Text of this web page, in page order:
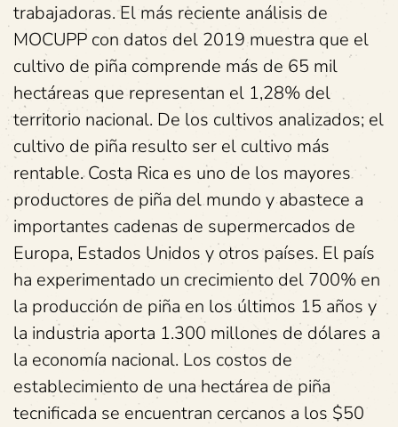
trabajadoras. El más reciente análisis de
MOCUPP con datos del 2019 muestra que el
cultivo de piña comprende más de 65 mil
hectáreas que representan el 1,28% del
territorio nacional. De los cultivos analizados; el
cultivo de piña resulto ser el cultivo más
rentable. Costa Rica es uno de los mayores
productores de piña del mundo y abastece a
importantes cadenas de supermercados de
Europa, Estados Unidos y otros países. El país
ha experimentado un crecimiento del 700% en
la producción de piña en los últimos 15 años y
la industria aporta 1.300 millones de dólares a
la economía nacional. Los costos de
establecimiento de una hectárea de piña
tecnificada se encuentran cercanos a los $50